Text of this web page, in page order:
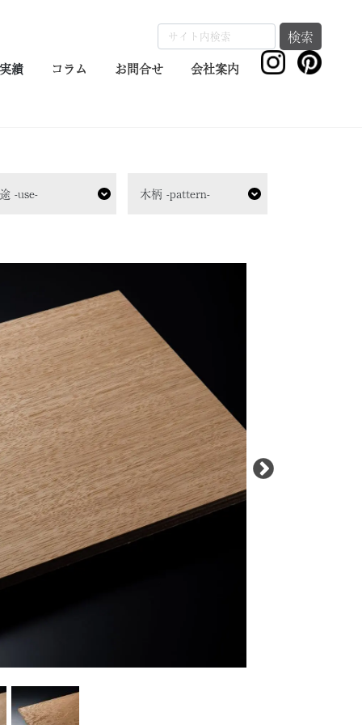
実績 コラム お問合せ 会社案内
検索
-use- 木柄 -pattern-